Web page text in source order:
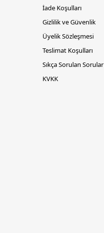
İade Koşulları
Gizlilik ve Güvenlik
Üyelik Sözleşmesi
Teslimat Koşulları
Sıkça Sorulan Sorular
KVKK